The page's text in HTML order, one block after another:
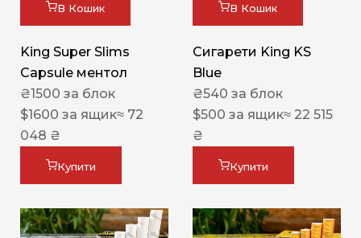
В Кошик
King Super Slims
Capsule ментол
₴1500 за блок
$1600 за ящик≈ 72
048 ₴
Купити
В Кошик
Сигарети King KS
Blue
₴540 за блок
$500 за ящик≈ 22 515
₴
Купити